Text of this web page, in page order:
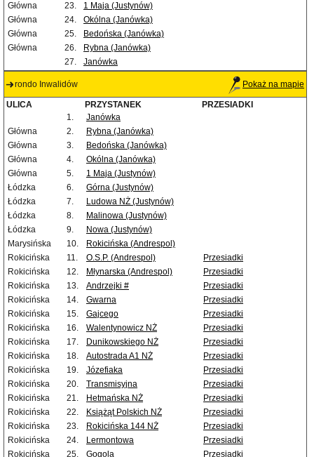
Główna
23.
1 Maja (Justynów)
Główna
24.
Okólna (Janówka)
Główna
25.
Bedońska (Janówka)
Główna
26.
Rybna (Janówka)
27.
Janówka
rondo Inwalidów Pokaż na mapie
ULICA PRZYSTANEK
PRZESIADKI
1.
Janówka
Główna
2.
Rybna (Janówka)
Główna
3.
Bedońska (Janówka)
Główna
4.
Okólna (Janówka)
Główna
5.
1 Maja (Justynów)
Łódzka
6.
Górna (Justynów)
Łódzka
7.
Ludowa NŻ (Justynów)
Łódzka
8.
Malinowa (Justynów)
Łódzka
9.
Nowa (Justynów)
Marysińska
10.
Rokicińska (Andrespol)
Rokicińska
11. O.S.P. (Andrespol)
Przesiadki
Rokicińska
12. Młynarska (Andrespol)
Przesiadki
Rokicińska
13. Andrzejki #
Przesiadki
Rokicińska
14. Gwarna
Przesiadki
Rokicińska
15. Gajcego
Przesiadki
Rokicińska
16. Walentynowicz NŻ
Przesiadki
Rokicińska
17. Dunikowskiego NŻ
Przesiadki
Rokicińska
18. Autostrada A1 NŻ
Przesiadki
Rokicińska
19. Józefiaka
Przesiadki
Rokicińska
20. Transmisyjna
Przesiadki
Rokicińska
21. Hetmańska NŻ
Przesiadki
Rokicińska
22. Książąt Polskich NŻ
Przesiadki
Rokicińska
23. Rokicińska 144 NŻ
Przesiadki
Rokicińska
24. Lermontowa
Przesiadki
Rokicińska
25. Gogola
Przesiadki